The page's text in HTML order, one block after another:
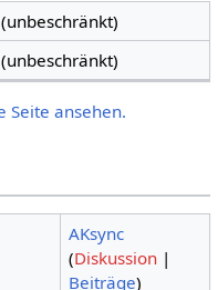
Seite ansehen.
AKsync
(Diskussion |
Beiträge)